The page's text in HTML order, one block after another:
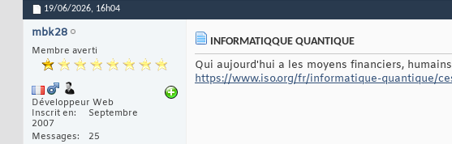
19/06/2026, 16h04
mbk28
Membre averti
Développeur Web
Inscrit en
Septembre
2007
Messages
25
INFORMATIQQUE QUANTIQUE
Qui aujourd'hui a les moyens financiers,
https://www.iso.org/fr/informatique-quantique/